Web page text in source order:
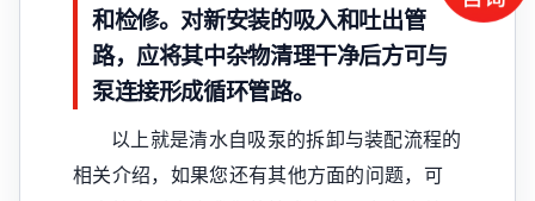
和检修。对新安装的吸入和吐出管
路，应将其中杂物清理干净后方可与
泵连接形成循环管路。
以上就是清水自吸泵的拆卸与装配流程的
相关介绍，如果您还有其他方面的问题，可